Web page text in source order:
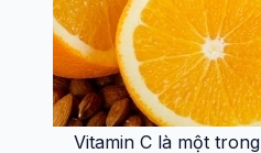
Vitamin C là một